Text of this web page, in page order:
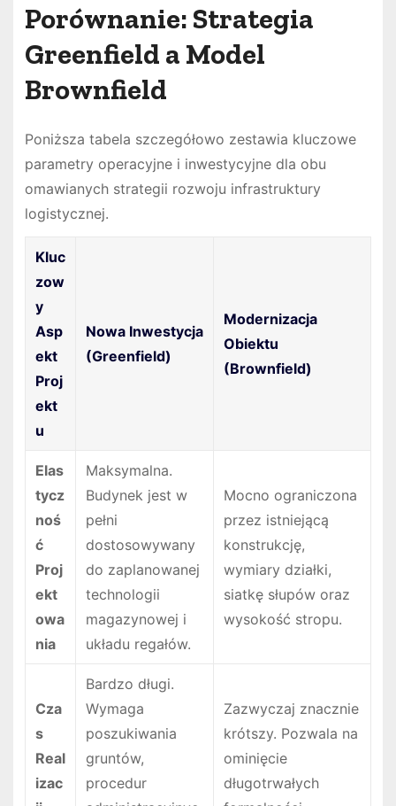
Porównanie: Strategia
Greenfield a Model
Brownfield
Poniższa tabela szczegółowo zestawia kluczowe
parametry operacyjne i inwestycyjne dla obu
omawianych strategii rozwoju infrastruktury
logistycznej.
Kluc
zow
y
Asp
ekt
Proj
ekt
u
Nowa Inwestycja
(Greenfield)
Modernizacja
Obiektu
(Brownfield)
Elas
tycz
noś
ć
Proj
ekt
owa
nia
Maksymalna.
Budynek jest w
pełni
dostosowywany
do zaplanowanej
technologii
magazynowej i
układu regałów.
Mocno ograniczona
przez istniejącą
konstrukcję,
wymiary działki,
siatkę słupów oraz
wysokość stropu.
Cza
s
Real
izac
Bardzo długi.
Wymaga
poszukiwania
gruntów,
procedur
Zazwyczaj znacznie
krótszy. Pozwala na
ominięcie
długotrwałych